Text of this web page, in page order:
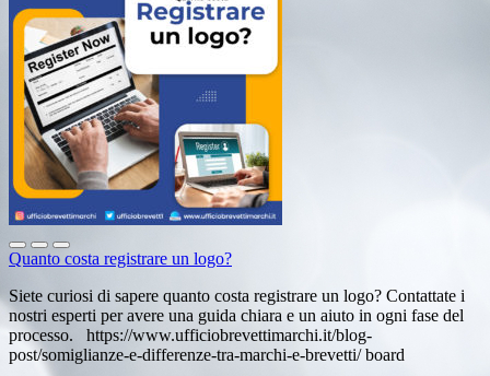
Quanto costa registrare un logo?
Siete curiosi di sapere quanto costa registrare un logo? Contattate i
nostri esperti per avere una guida chiara e un aiuto in ogni fase del
processo. https://www.ufficiobrevettimarchi.it/blog-
post/somiglianze-e-differenze-tra-marchi-e-brevetti/ board